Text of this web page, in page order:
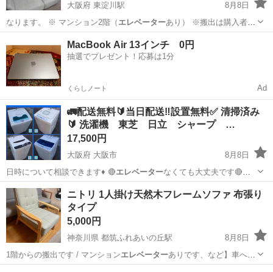
大阪府 東淀川駅
8月8日
なります。 ※ マンション2階（ エレベーターあり） ※搬出は購入者様
でお願いい…
ソファ
MacBook Air 13インチ 0円
抽選でプレゼント！応募は1分
くらしノート Ad
🚛配送無料🔰当日配送‼️設置無料✅ 清掃済み
🔰 洗濯機 東芝 日立 シャープ …
17,500円
大阪府 大阪市
8月8日
日時について相談できます♦️ 🔴エレベーターなくても大丈夫です🔴
1️⃣…
大阪 大阪市 生活家電 衣類
ニトリ 1人掛け天然木フレームソファ 布張り
タイプ
5,000円
神奈川県 都筑ふれあいの丘駅
8月8日
1階からの搬出です / マンションエレベーターありです、など】車への
積み込みはお…